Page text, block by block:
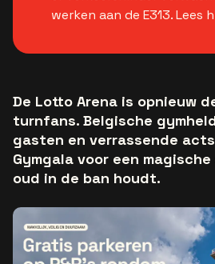
werken aan de E313. Lees
De Lotto Arena is opnieuw
turnfans. Belgische
gasten en verrassende
Gymgala voor een
oud in de ban houdt.